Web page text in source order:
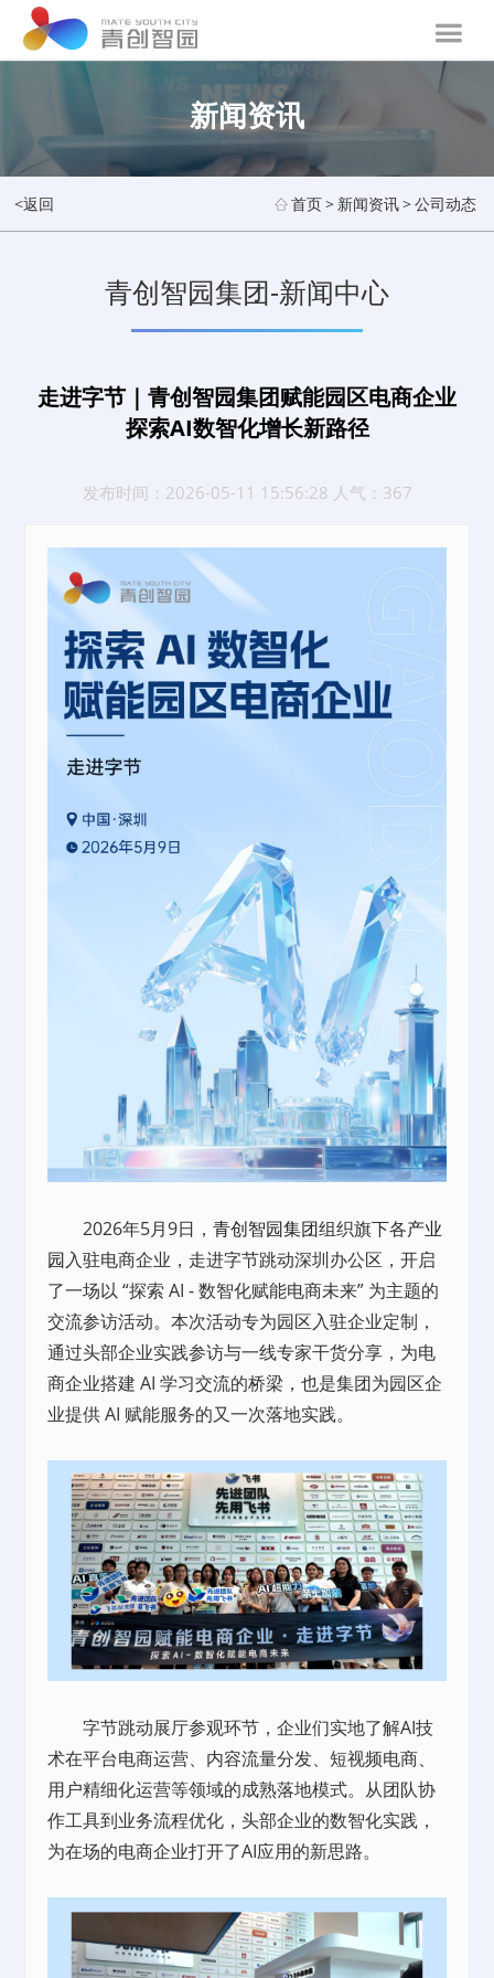
新闻资讯
<返回 首页> 新闻资讯>公司动态
青创智园集团-新闻中心
走进字节｜青创智园集团赋能园区电商企业
探索AI数智化增长新路径
发布时间：2026-05-11 15:56:28 人气：367
2026年5月9日，青创智园集团组织旗下各产业
园入驻电商企业，走进字节跳动深圳办公区，开启
了一场以 “探索 AI - 数智化赋能电商未来” 为主题的
交流参访活动。本次活动专为园区入驻企业定制，
通过头部企业实践参访与一线专家干货分享，为电
商企业搭建 AI 学习交流的桥梁，也是集团为园区企
业提供 AI 赋能服务的又一次落地实践。
字节跳动展厅参观环节，企业们实地了解AI技
术在平台电商运营、内容流量分发、短视频电商、
用户精细化运营等领域的成熟落地模式。从团队协
作工具到业务流程优化，头部企业的数智化实践，
为在场的电商企业打开了AI应用的新思路。